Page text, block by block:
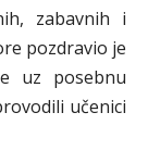
zabavnih i
pozdravio je
uz posebnu
učenici